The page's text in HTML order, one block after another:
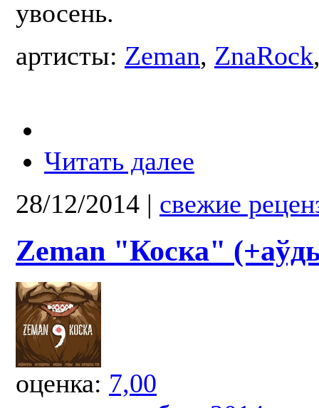
увосень.
артисты: Zeman, ZnaRock
Читать далее
28/12/2014 | свежие
Zeman "Коска"
оценка: 7,00